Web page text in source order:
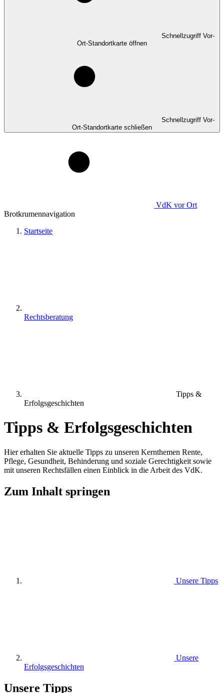
Schnellzugriff Vor-
Ort-Standortkarte öffnen
Schnellzugriff Vor-
Ort-Standortkarte schließen
VdK vor Ort
Brotkrumennavigation
Startseite
Rechtsberatung
Tipps &
Erfolgsgeschichten
Tipps & Erfolgsgeschichten
Hier erhalten Sie aktuelle Tipps zu unseren Kernthemen Rente,
Pflege, Gesundheit, Behinderung und soziale Gerechtigkeit sowie
mit unseren Rechtsfällen einen Einblick in die Arbeit des VdK.
Zum Inhalt springen
Unsere Tipps
Unsere
Erfolgsgeschichten
Unsere Tipps